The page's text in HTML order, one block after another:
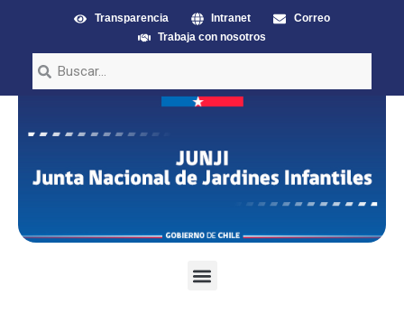
Transparencia Intranet
Correo
Trabaja con nosotros